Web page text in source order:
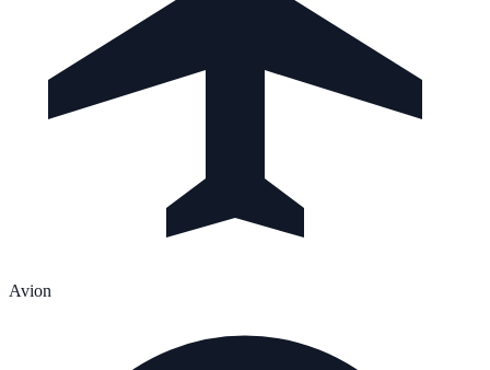
Avion